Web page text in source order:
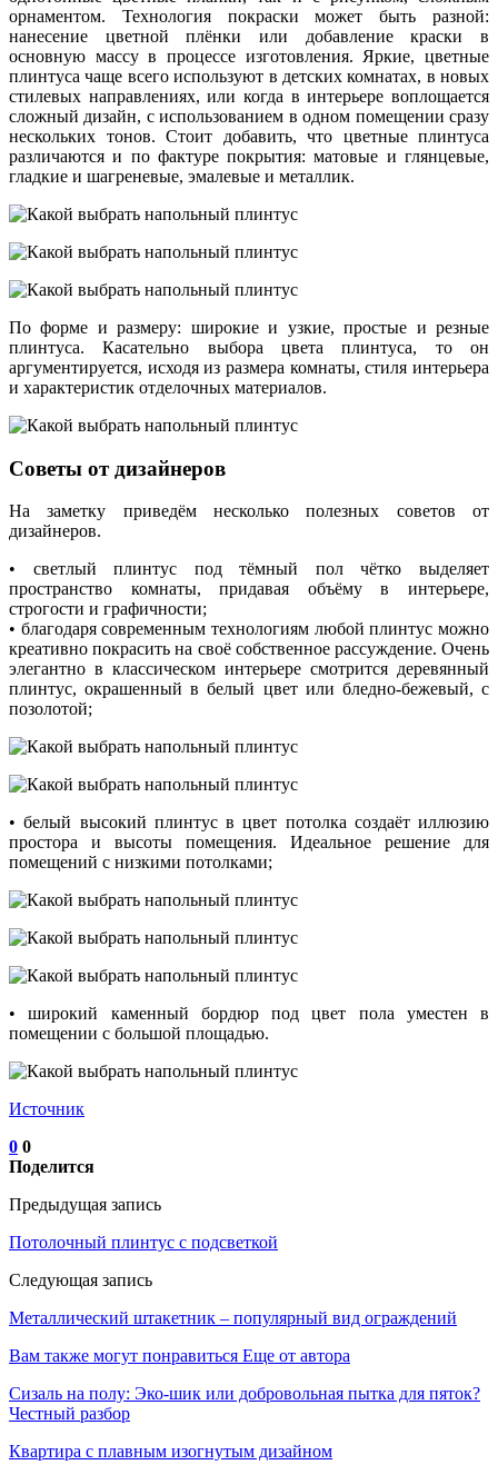
орнаментом. Технология покраски может быть разной:
нанесение цветной плёнки или добавление краски в
основную массу в процессе изготовления. Яркие, цветные
плинтуса чаще всего используют в детских комнатах, в новых
стилевых направлениях, или когда в интерьере воплощается
сложный дизайн, с использованием в одном помещении сразу
нескольких тонов. Стоит добавить, что цветные плинтуса
различаются и по фактуре покрытия: матовые и глянцевые,
гладкие и шагреневые, эмалевые и металлик.
По форме и размеру: широкие и узкие, простые и резные
плинтуса. Касательно выбора цвета плинтуса, то он
аргументируется, исходя из размера комнаты, стиля интерьера
и характеристик отделочных материалов.
Советы от дизайнеров
На заметку приведём несколько полезных советов от
дизайнеров.
• светлый плинтус под тёмный пол чётко выделяет
пространство комнаты, придавая объёму в интерьере,
строгости и графичности;
• благодаря современным технологиям любой плинтус можно
креативно покрасить на своё собственное рассуждение. Очень
элегантно в классическом интерьере смотрится деревянный
плинтус, окрашенный в белый цвет или бледно-бежевый, с
позолотой;
• белый высокий плинтус в цвет потолка создаёт иллюзию
простора и высоты помещения. Идеальное решение для
помещений с низкими потолками;
• широкий каменный бордюр под цвет пола уместен в
помещении с большой площадью.
Источник
0 0
Поделится
Предыдущая запись
Потолочный плинтус с подсветкой
Следующая запись
Металлический штакетник – популярный вид ограждений
Вам также могут понравиться Еще от автора
Сизаль на полу: Эко-шик или добровольная пытка для пяток?
Честный разбор
Квартира с плавным изогнутым дизайном